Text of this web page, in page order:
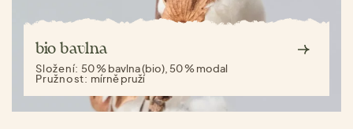
bio bavlna
Složení: 50 % bavlna (bio), 50 % modal
Pružnost: mírně pruží